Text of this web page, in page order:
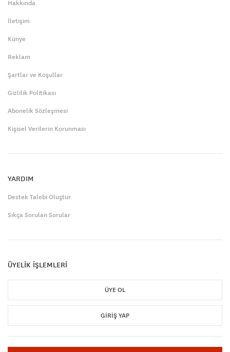
Hakkında
İletişim
Künye
Reklam
Şartlar ve Koşullar
Gizlilik Politikası
Abonelik Sözleşmesi
Kişisel Verilerin Korunması
YARDIM
Destek Talebi Oluştur
Sıkça Sorulan Sorular
ÜYELİK İŞLEMLERİ
ÜYE OL
GIRIŞ YAP